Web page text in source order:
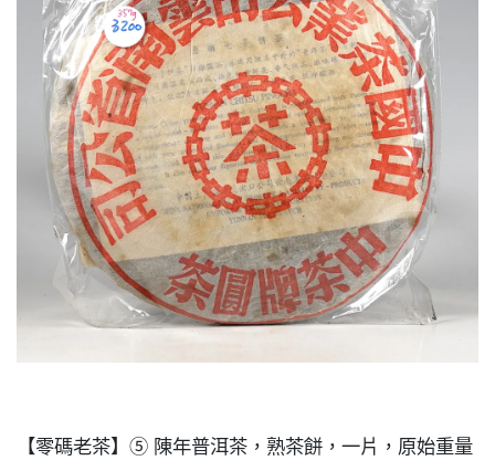
【零碼老茶】⑤ 陳年普洱茶，熟茶餅，一片，原始重量